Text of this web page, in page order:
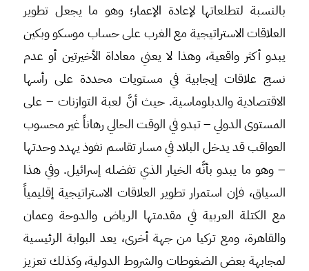
بالنسبة لتطلعاتها لإعادة الإعمار؛ وهو ما يجعل تطوير
العلاقات الاستراتيجية مع الغرب على حساب موسكو وبكين
يبدو أكثر واقعية، وهذا لا يعني معاداة الأخيرتين أو عدم
نسج علاقات إيجابية في مستويات محددة على رأسها
الاقتصادية والدبلوماسية. حيث أنَّ لعبة التوازنات – على
المستوى الدولي – تبدو في الوقت الحالي رهاناً غير محسوب
العواقب قد يدخل البلاد في مسار تقاسم نفوذ يهدد وحدتها
– وهو ما يبدو بأنَّه الخيار الذي تفضله إسرائيل. وفي هذا
السياق، فإن استمرار تطوير العلاقات الاستراتيجية إقليمياً
مع الكتلة العربية في مقدمتها الرياض والدوحة وعمان
والقاهرة، ومع تركيا من جهة أخرى، يعد البوابة الرئيسية
لمجابهة بعض الضغوطات والشروط الدولية، وكذلك تعزيز